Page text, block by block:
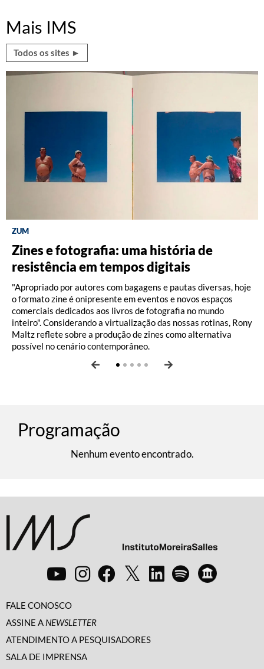
Mais IMS
Todos os sites ►
ZUM
Zines e fotografia: uma história de
resistência em tempos digitais
"Apropriado por autores com bagagens e pautas diversas, hoje
o formato zine é onipresente em eventos e novos espaços
comerciais dedicados aos livros de fotografia no mundo
inteiro". Considerando a virtualização das nossas rotinas, Rony
Maltz reflete sobre a produção de zines como alternativa
possível no cenário contemporâneo.
DISCOGRAFIA BRASILEIRA
Do Pajeú a Hollywood: 100 anos de
Moacir Santos, por Pedro Paulo Malta
RÁDIO BATUTA
Ney ao vivo, muito vivo, com Luiz
Fernando Vianna
BRASILIANA FOTOGRÁFICA
O Pombal da Fiocruz, por Ricardo
Augusto dos Santos e Thayane Vicente
Vam de Berg
BRASILIANA ICONOGRÁFICA
A eficiência das paisagens de Friedrich
Hagedorn
Programação
Nenhum evento encontrado.
FALE CONOSCO
ASSINE A NEWSLETTER
ATENDIMENTO A PESQUISADORES
SALA DE IMPRENSA